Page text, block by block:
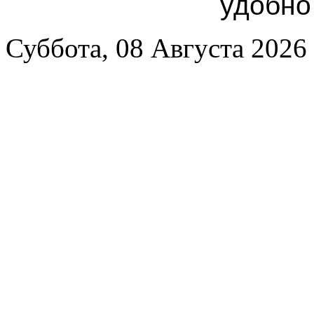
Суббота, 08 Августа 2026